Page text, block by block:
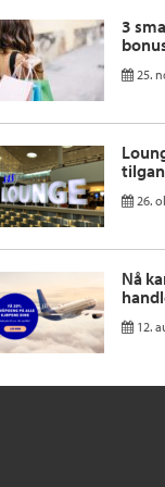
3
25.
26.
Nå
12.